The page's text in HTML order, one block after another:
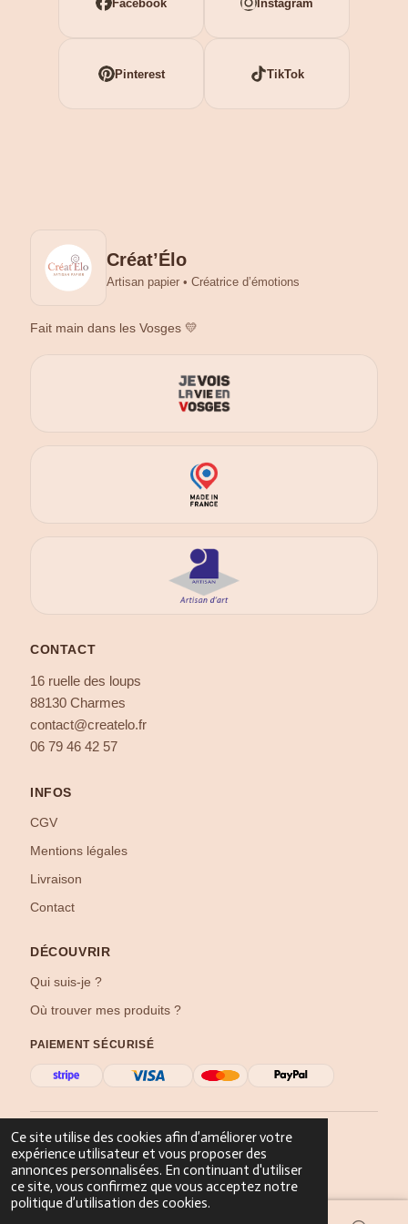
Ce site utilise des cookies afin d’améliorer votre
expérience utilisateur et vous proposer des
annonces personnalisées. En continuant d'utiliser
ce site, vous confirmez que vous acceptez notre
politique d’utilisation des cookies.
Facebook Instagram
Pinterest TikTok
Créat’Élo
Artisan papier • Créatrice d’émotions
Fait main dans les Vosges 💛
CONTACT
16 ruelle des loups
88130 Charmes
contact@createlo.fr
06 79 46 42 57
INFOS
CGV
Mentions légales
Livraison
Contact
DÉCOUVRIR
Qui suis-je ?
Où trouver mes produits ?
PAIEMENT SÉCURISÉ
©2026Créat’Élo — Tous droits réservés